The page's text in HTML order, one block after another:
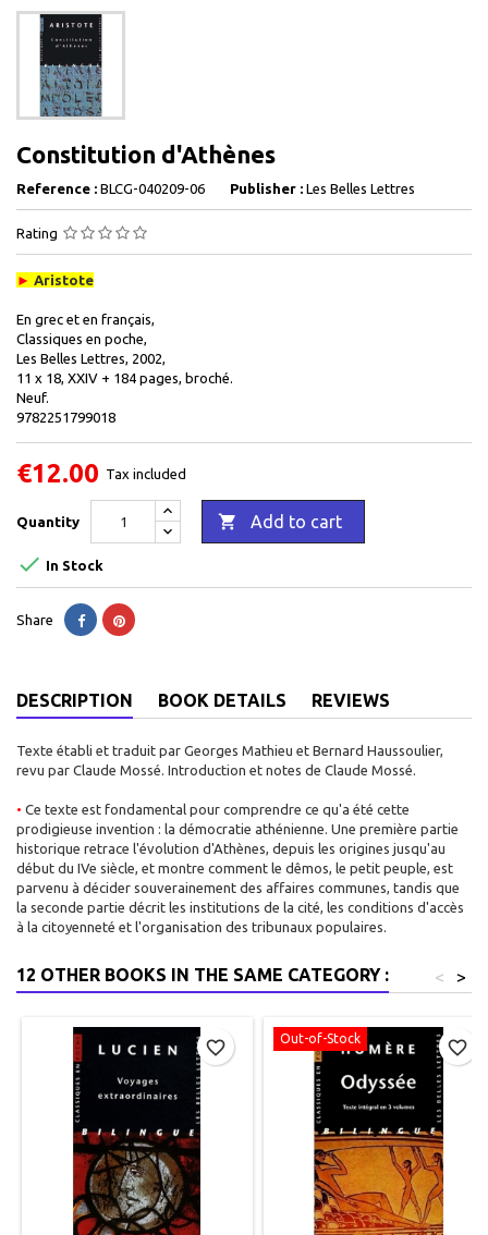
Constitution d'Athènes
Reference : BLCG-040209-06 Publisher : Les Belles Lettres
Rating
► Aristote
En grec et en français,
Classiques en poche,
Les Belles Lettres, 2002,
11 x 18, XXIV + 184 pages, broché.
Neuf.
9782251799018
€12.00 Tax included
Quantity  Add to cart
 In Stock
Share
DESCRIPTION BOOK DETAILS REVIEWS
Texte établi et traduit par Georges Mathieu et Bernard Haussoulier,
revu par Claude Mossé. Introduction et notes de Claude Mossé.
• Ce texte est fondamental pour comprendre ce qu'a été cette
prodigieuse invention : la démocratie athénienne. Une première partie
historique retrace l'évolution d'Athènes, depuis les origines jusqu'au
début du IVe siècle, et montre comment le dêmos, le petit peuple, est
parvenu à décider souverainement des affaires communes, tandis que
la seconde partie décrit les institutions de la cité, les conditions d'accès
à la citoyenneté et l'organisation des tribunaux populaires.
12 OTHER BOOKS IN THE SAME CATEGORY : >
<
favorite_border Out-of-Stock favorite_border